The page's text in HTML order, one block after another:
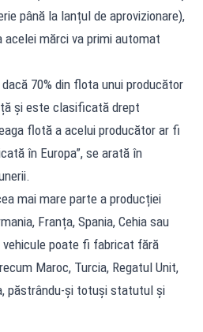
până la lanțul de aprovizionare),
mărci va primi automat
70% din flota unui producător
și este clasificată drept
flotă a acelui producător ar fi
în Europa”, se arată în
mai mare parte a producției
Franța, Spania, Cehia sau
vehicule poate fi fabricat fără
Maroc, Turcia, Regatul Unit,
păstrându-și totuși statutul și